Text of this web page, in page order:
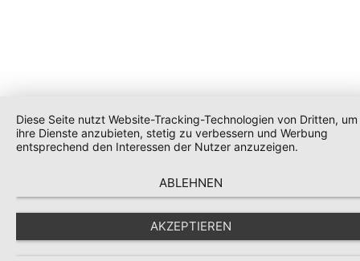
Diese Seite nutzt Website-Tracking-Technologien von Dritten, um
ihre Dienste anzubieten, stetig zu verbessern und Werbung
entsprechend den Interessen der Nutzer anzuzeigen.
ABLEHNEN
AKZEPTIEREN